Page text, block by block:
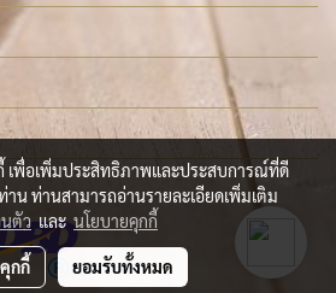
เพื่อเพิ่มประสิทธิภาพและประสบการณ์ที่ดี
าน ท่านสามารถอ่านรายละเอียดเพิ่มเติม
ตัวและนโยบายคุกกี้
กกี้ ยอมรับทั้งหมด